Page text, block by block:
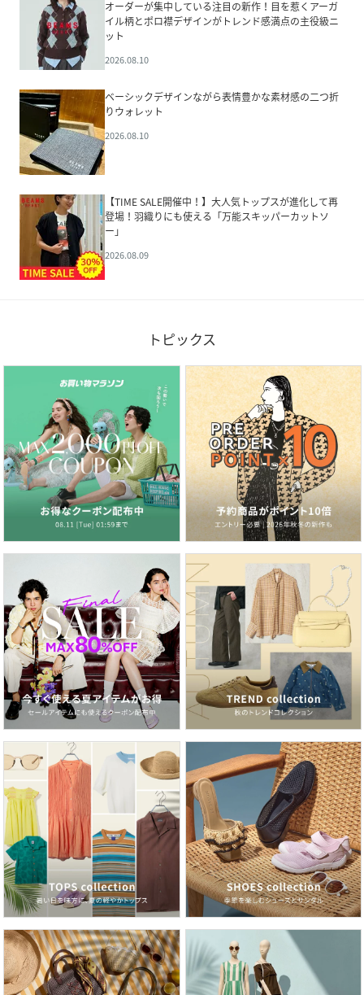
オーダーが集中している注目の新作！目を惹くアーガ
イル柄とポロ襟デザインがトレンド感満点の主役級ニ
ット
2026.08.10
ベーシックデザインながら表情豊かな素材感の二つ折
りウォレット
2026.08.10
【TIME SALE開催中！】大人気トップスが進化して再
登場！羽織りにも使える「万能スキッパーカットソ
ー」
2026.08.09
トピックス